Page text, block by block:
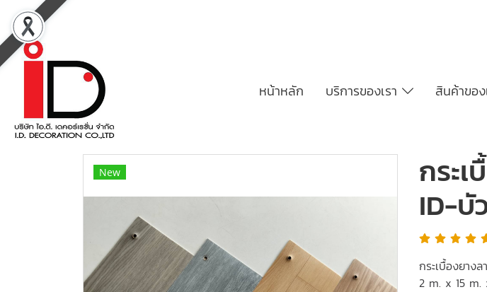
หน้าหลัก บริการของเรา สินค้าของ
New
กระ
ID-บั
กระเบื้องยาง
2 m. x 15 m.